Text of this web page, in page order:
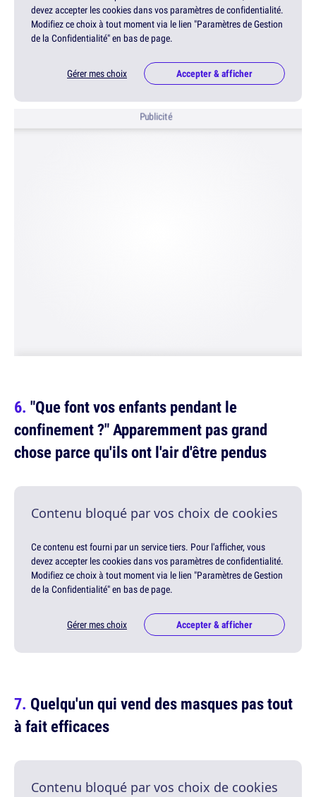
devez accepter les cookies dans vos paramètres de confidentialité.
Modifiez ce choix à tout moment via le lien "Paramètres de Gestion
de la Confidentialité" en bas de page.
Gérer mes choix Accepter & afficher
Publicité
"Que font vos enfants pendant le
confinement ?" Apparemment pas grand
chose parce qu'ils ont l'air d'être pendus
Contenu bloqué par vos choix de cookies
Ce contenu est fourni par un service tiers. Pour l'afficher, vous
devez accepter les cookies dans vos paramètres de confidentialité.
Modifiez ce choix à tout moment via le lien "Paramètres de Gestion
de la Confidentialité" en bas de page.
Gérer mes choix Accepter & afficher
Quelqu'un qui vend des masques pas tout
à fait efficaces
Contenu bloqué par vos choix de cookies